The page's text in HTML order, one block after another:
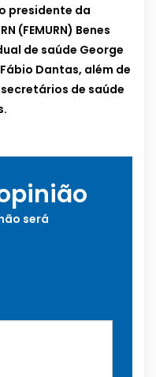
presidente da
(FEMURN) Benes
de saúde George
Dantas, além de
de saúde
será